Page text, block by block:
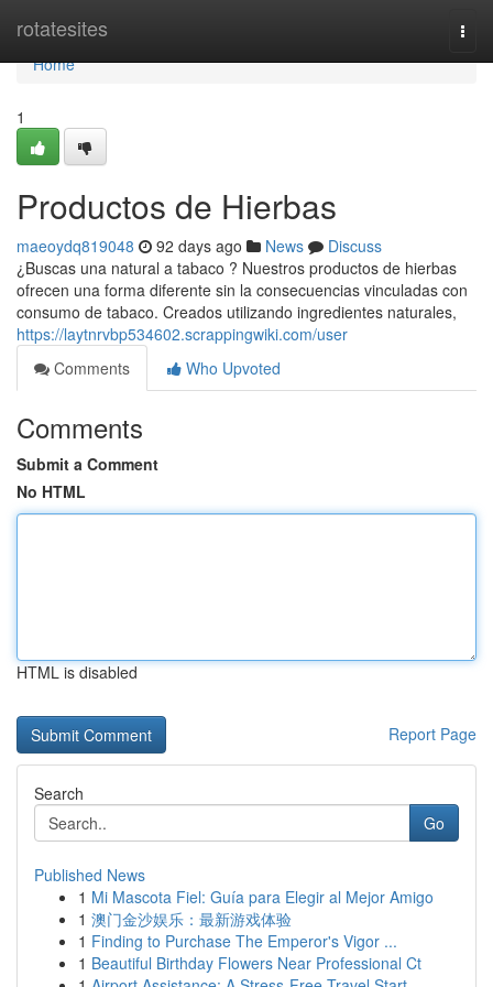
rotatesites
Home
Home
1
Productos de Hierbas
maeoydq819048 92 days ago News
Discuss
¿Buscas una natural a tabaco ? Nuestros productos de hierbas
ofrecen una forma diferente sin la consecuencias vinculadas con
consumo de tabaco. Creados utilizando ingredientes naturales,
https://laytnrvbp534602.scrappingwiki.com/user
Comments
Who Upvoted
Comments
Submit a Comment
No HTML
HTML is disabled
Report Page
Search
Go
Published News
1 Mi Mascota Fiel: Guía para Elegir al Mejor Amigo
1 澳门金沙娱乐：最新游戏体验
1 Finding to Purchase The Emperor's Vigor ...
1 Beautiful Birthday Flowers Near Professional Ct